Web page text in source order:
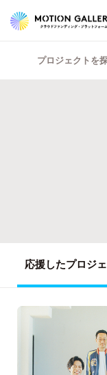
プロジェクトを
応援したプロジ